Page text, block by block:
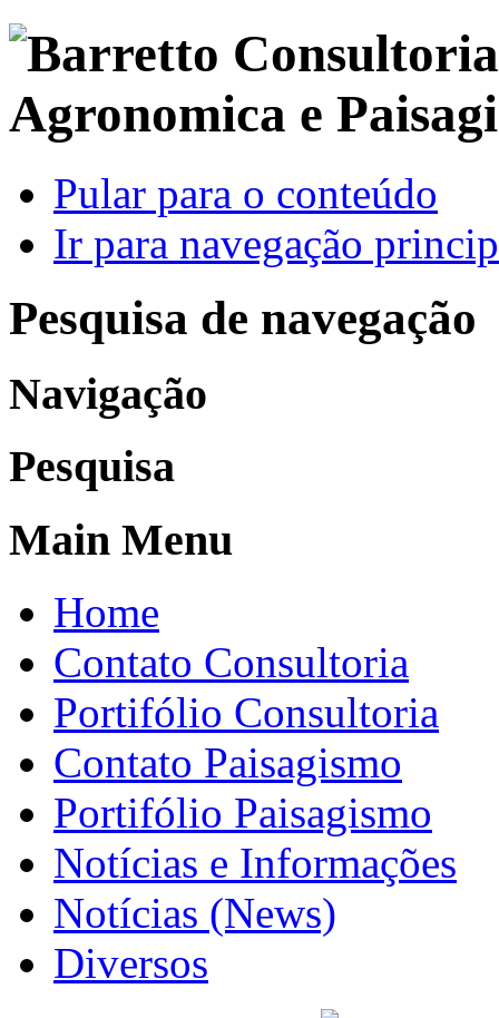
Pular para o conteúdo
Ir para navegação
Pesquisa de navegação
Navigação
Pesquisa
Main Menu
Home
Contato Consultoria
Portifólio Consultoria
Contato Paisagismo
Portifólio Paisagismo
Notícias e Informações
Notícias (News)
Diversos